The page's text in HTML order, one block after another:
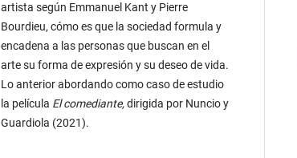
artista según Emmanuel Kant y Pierre
Bourdieu, cómo es que la sociedad formula y
encadena a las personas que buscan en el
arte su forma de expresión y su deseo de vida.
Lo anterior abordando como caso de estudio
la película El comediante,dirigida por Nuncio y
Guardiola (2021).